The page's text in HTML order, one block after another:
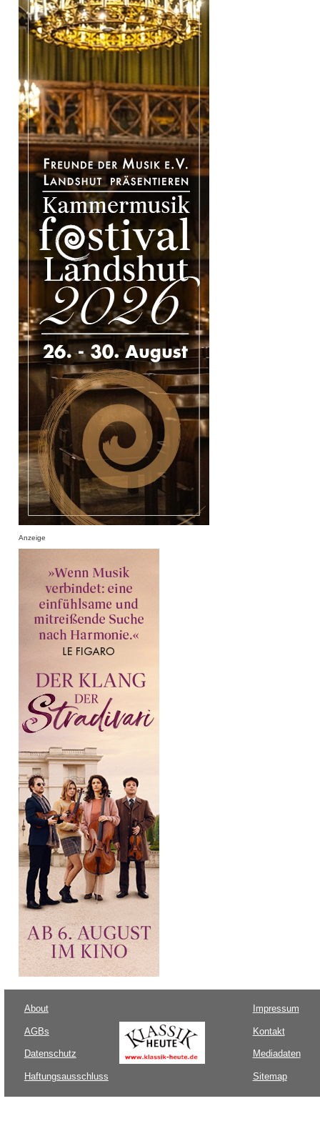
Anzeige
About
AGBs
Datenschutz
Haftungsausschluss
Impressum
Kontakt
Mediadaten
Sitemap